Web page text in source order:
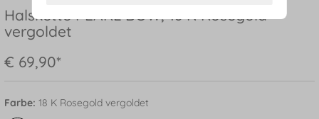
Halskette PEARL BOW, 18 K Rosegold
vergoldet
€ 69,90*
Farbe: 18 K Rosegold vergoldet